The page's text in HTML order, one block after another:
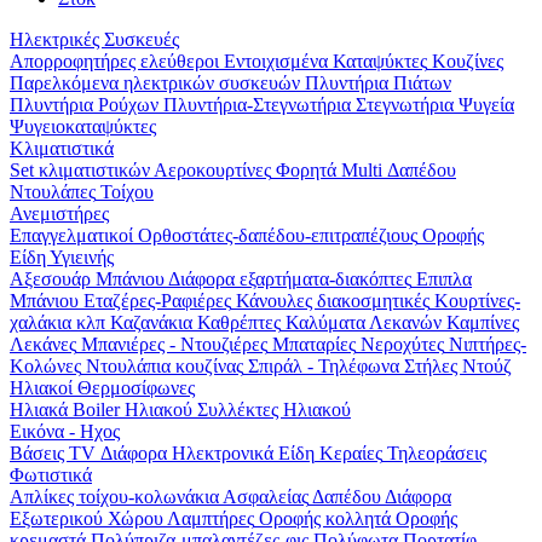
Ηλεκτρικές Συσκευές
Απορροφητήρες ελεύθεροι Εντοιχισμένα Καταψύκτες Κουζίνες
Παρελκόμενα ηλεκτρικών συσκευών Πλυντήρια Πιάτων
Πλυντήρια Ρούχων Πλυντήρια-Στεγνωτήρια Στεγνωτήρια Ψυγεία
Ψυγειοκαταψύκτες
Κλιματιστικά
Set κλιματιστικών Αεροκουρτίνες Φορητά Multi Δαπέδου
Ντουλάπες Τοίχου
Ανεμιστήρες
Επαγγελματικοί Ορθοστάτες-δαπέδου-επιτραπέζιους Οροφής
Είδη Υγιεινής
Αξεσουάρ Μπάνιου Διάφορα εξαρτήματα-διακόπτες Επιπλα
Μπάνιου Εταζέρες-Ραφιέρες Κάνουλες διακοσμητικές Κουρτίνες-
χαλάκια κλπ Καζανάκια Καθρέπτες Καλύματα Λεκανών Καμπίνες
Λεκάνες Μπανιέρες - Ντουζιέρες Μπαταρίες Νεροχύτες Νιπτήρες-
Κολώνες Ντουλάπια κουζίνας Σπιράλ - Τηλέφωνα Στήλες Ντούζ
Ηλιακοί Θερμοσίφωνες
Ηλιακά Boiler Ηλιακού Συλλέκτες Ηλιακού
Εικόνα - Ηχος
Βάσεις TV Διάφορα Ηλεκτρονικά Είδη Κεραίες Τηλεοράσεις
Φωτιστικά
Απλίκες τοίχου-κολωνάκια Ασφαλείας Δαπέδου Διάφορα
Εξωτερικού Χώρου Λαμπτήρες Οροφής κολλητά Οροφής